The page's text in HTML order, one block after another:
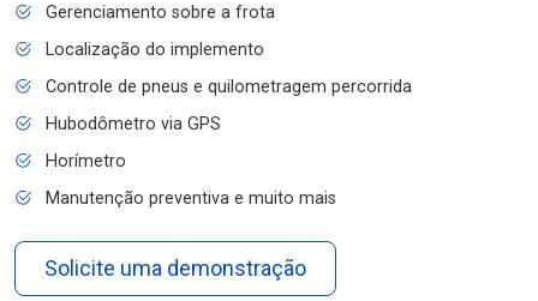
Gerenciamento sobre a frota
Localização do implemento
Controle de pneus e quilometragem percorrida
Hubodômetro via GPS
Horímetro
Manutenção preventiva e muito mais
Solicite uma demonstração